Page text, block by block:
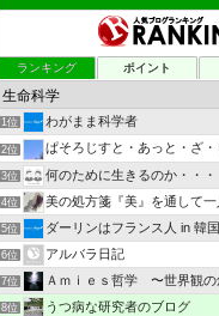
ランキング ポイント
1位 わがまま科学者
2位 ぱそろじすと・あっと・ざ・
3位 何のために生きるのか・・・
4位 美の処方箋『美』を通して一人ひと
5位 ダーリンはフランス人 in 韓国
6位 アルバラ日記
7位 Ａｍｉｅｓ哲学 〜世界観の
8位 うつ病な研究者のブログ